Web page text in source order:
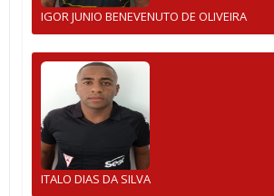
IGOR JUNIO BENEVENUTO DE OLIVEIRA
ITALO DIAS DA SILVA